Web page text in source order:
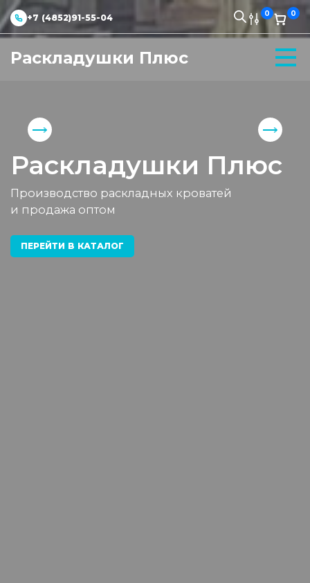
+7 (4852)91-55-04 0 0
Раскладушки Плюс
Раскладушки Плюс
Производство раскладных кроватей
и продажа оптом
ПЕРЕЙТИ В КАТАЛОГ